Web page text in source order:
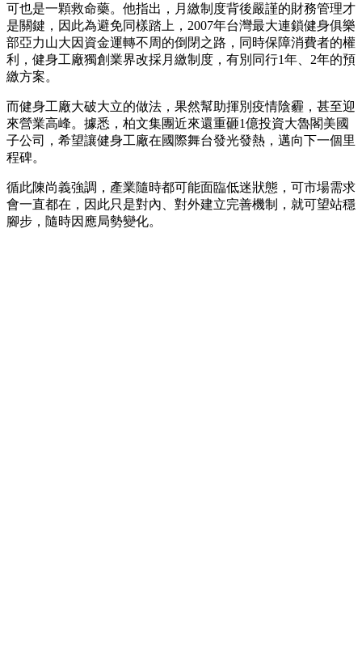
可也是一顆救命藥。他指出，月繳制度背後嚴謹的財務管理才
是關鍵，因此為避免同樣踏上，2007年台灣最大連鎖健身俱樂
部亞力山大因資金運轉不周的倒閉之路，同時保障消費者的權
利，健身工廠獨創業界改採月繳制度，有別同行1年、2年的預
繳方案。
而健身工廠大破大立的做法，果然幫助揮別疫情陰霾，甚至迎
來營業高峰。據悉，柏文集團近來還重砸1億投資大魯閣美國
子公司，希望讓健身工廠在國際舞台發光發熱，邁向下一個里
程碑。
循此陳尚義強調，產業隨時都可能面臨低迷狀態，可市場需求
會一直都在，因此只是對內、對外建立完善機制，就可望站穩
腳步，隨時因應局勢變化。